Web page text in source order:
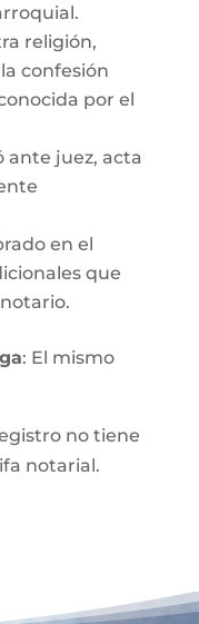
religión,
confesión
por el
ante juez, acta
en el
que
: El mismo
no tiene
notarial.